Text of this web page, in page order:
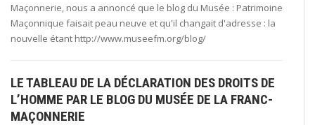
Maçonnerie, nous a annoncé que le blog du Musée : Patrimoine
Maçonnique faisait peau neuve et qu'il changait d'adresse : la
nouvelle étant http://www.museefm.org/blog/
LE TABLEAU DE LA DÉCLARATION DES DROITS DE
L’HOMME PAR LE BLOG DU MUSÉE DE LA FRANC-
MAÇONNERIE